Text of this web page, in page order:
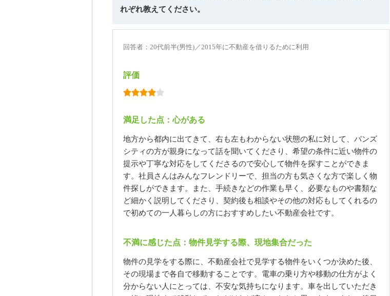
れぞれ教えてください。
回答者：20代前半(男性)／2015年に不動産を借りるために利用
評価
満足した点：心がある
地方から都内に出てきて、右も左もわからない状態の私に対して、バンズ
シティの方が親身になって話を聞いてくださり、希望の条件に近い物件の
提示や丁寧な対応をしてくださるので安心して物件を探すことができま
す。社員さんはみんなフレンドリーで、担当の方も気さくな方で楽しく物
件探しができます。また、手続きなどの作業も早く、必要なものや書類な
ど細かく説明してくださり、契約後も相談やその他の対応もしてくれるの
で初めての一人暮らしの方におすすめしたい不動産会社です。
不満に感じた点：物件見学する際、現地集合だった
物件の見学をする際に、不動産会社で見学する物件をいくつか決めた後、
その現場まで各自で移動することです。電車の乗り方や移動の仕方がよく
分からない人にとっては、不安な気持ちになります。車を出していただき